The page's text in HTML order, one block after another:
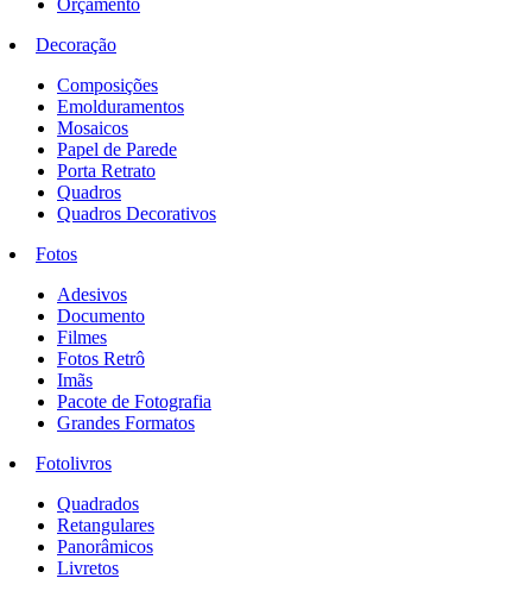
Orçamento
Decoração
Composições
Emolduramentos
Mosaicos
Papel de Parede
Porta Retrato
Quadros
Quadros Decorativos
Fotos
Adesivos
Documento
Filmes
Fotos Retrô
Imãs
Pacote de Fotografia
Grandes Formatos
Fotolivros
Quadrados
Retangulares
Panorâmicos
Livretos